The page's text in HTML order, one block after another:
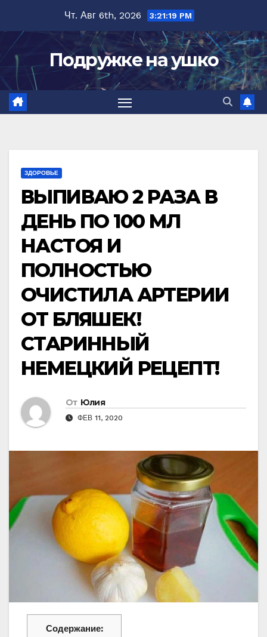
содержимому
Чт. Авг 6th, 2026 3:21:20 PM
Подружке на ушко
ЗДОРОВЬЕ
ВЫПИВАЮ 2 РАЗА В
ДЕНЬ ПО 100 МЛ
НАСТОЯ И
ПОЛНОСТЬЮ
ОЧИСТИЛА АРТЕРИИ
ОТ БЛЯШЕК!
СТАРИННЫЙ
НЕМЕЦКИЙ РЕЦЕПТ!
От Юлия
ФЕВ 11, 2020
Содержание: